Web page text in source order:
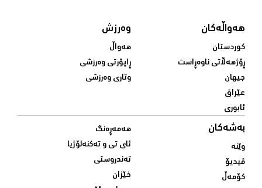
هەواڵەکان
کوردستان
ڕۆژهەڵاتی ناوەڕاست
جیهان
عێراق
ئابوری
وەرزش
هەواڵ
ڕاپۆرتی وەرزشی
وتاری وەرزشی
بەشەکان
وێنە
ڤیدیۆ
کۆمەڵ
هەمەڕەنگ
ئای تی و تەکنەلۆژیا
تەندروستی
خێزان